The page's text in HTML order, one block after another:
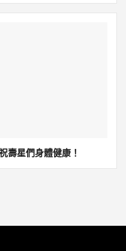
壽星們身體健康！